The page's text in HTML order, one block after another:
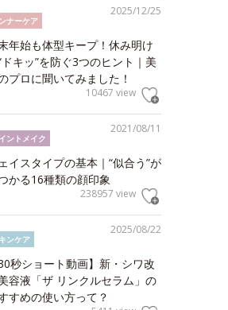
2025/12/25
ナーケア
年始も体型キープ！休み明け
ドキッ”を防ぐ3つのヒント｜美
プロに聞いてみました！
10467 view
2021/08/11
ントメイク
イスタイプの基本｜“似合う”が
かる16種類の顔印象
238957 view
2025/08/22
ンケア
30秒ショート動画】新・シワ改
容液「ザ リンクルセラム」の
すめの使い方って？